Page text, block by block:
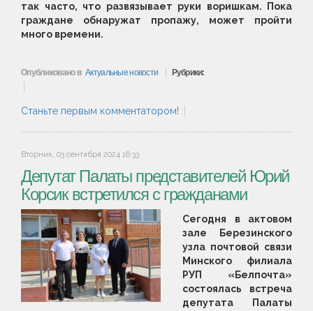
так часто, что развязывает руки воришкам. Пока
граждане обнаружат пропажу, может пройти
много времени.
Опубликовано в Актуальные новости Рубрики:
Станьте первым комментатором!
Вторник, 03 сентября 2024 16:33
Депутат Палаты представителей Юрий
Корсик встретился с гражданами
Сегодня в актовом
зале Березинского
узла почтовой связи
Минского филиала
РУП «Белпочта»
состоялась встреча
депутата Палаты